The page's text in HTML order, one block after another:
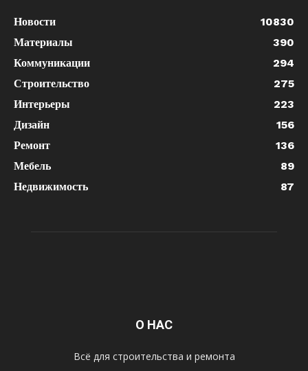
Новости
10830
Материалы
390
Коммуникации
294
Строительство
275
Интерьеры
223
Дизайн
156
Ремонт
136
Мебель
89
Недвижимость
87
О НАС
Всё для строительства и ремонта